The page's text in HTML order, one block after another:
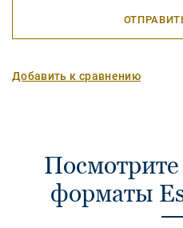
Добавить к сравнению
форматы